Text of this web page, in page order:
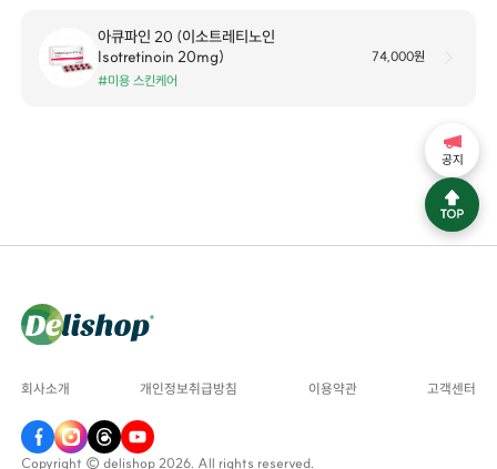
아큐파인 20 (이소트레티노인
Isotretinoin 20mg)
#미용 스킨케어
74,000원
회사소개 개인정보취급방침 이용약관 고객센터
Copyright © delishop 2026. All rights reserved.
공지